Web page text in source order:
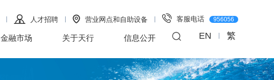
人才招聘 营业网点和自助设备 客服电话 956056
EN 繁
金融市场 关于天行 信息公开